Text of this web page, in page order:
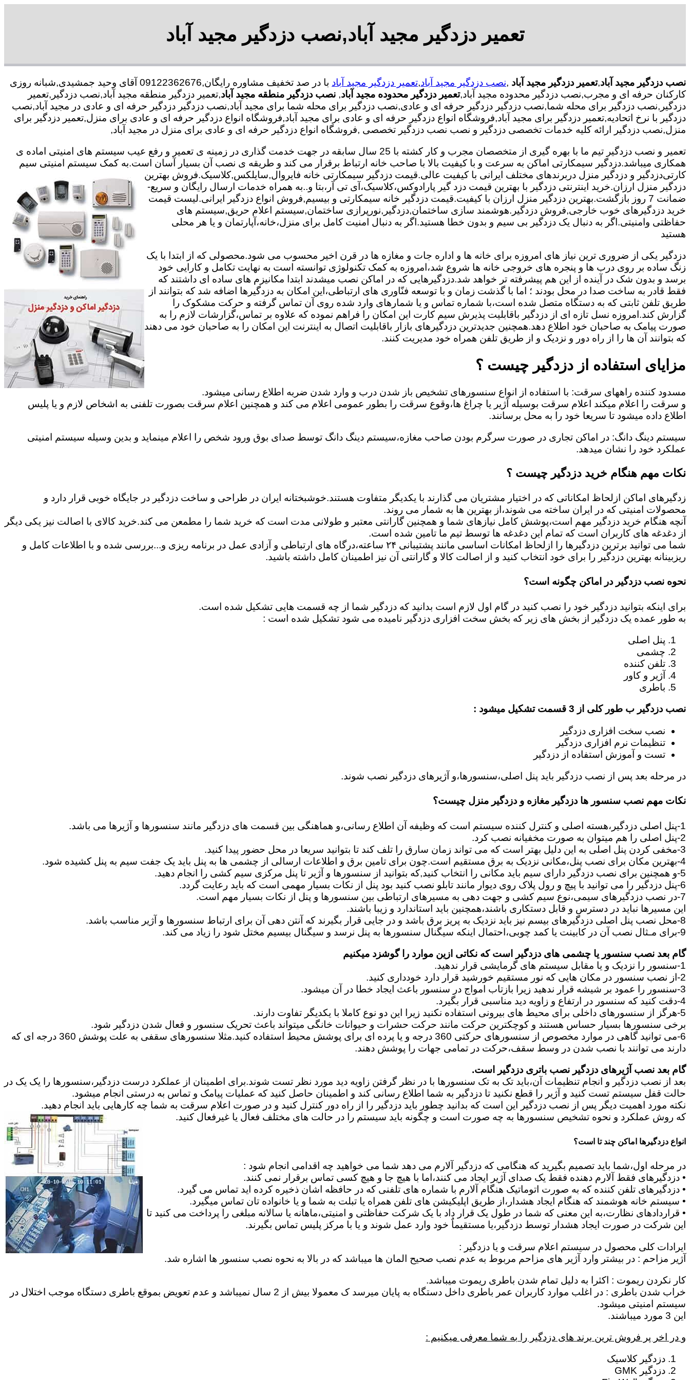
تعمیر دزدگیر مجید آباد,نصب دزدگیر مجید آباد
نصب دزدگیر مجید آباد,تعمیر دزدگیر مجید آباد ,نصب دزدگیر مجید آباد,تعمیر دزدگیر مجید آباد
با در صد تخفیف مشاوره رایگان,09122362676 آقای وحید جمشیدی,شبانه روزی
کارکنان حرفه ای و مجرب,نصب دزدگیر محدوده مجید آباد,تعمیر دزدگیر محدوده مجید آباد, نصب دزدگیر منطقه مجید آباد,تعمیر دزدگیر منطقه مجید آباد,نصب دزدگیر,تعمیر
دزدگیر,نصب دزدگیر برای محله شما,نصب دزدگیر دزدگیر حرفه ای و عادی,نصب دزدگیر برای محله شما برای مجید آباد,نصب دزدگیر دزدگیر حرفه ای و عادی در مجید آباد,نصب
دزدگیر با نرخ اتحادیه,تعمیر دزدگیر برای مجید آباد,فروشگاه انواع دزدگیر حرفه ای و عادی برای مجید آباد,فروشگاه انواع دزدگیر حرفه ای و عادی برای منزل,تعمیر دزدگیر برای
منزل,نصب دزدگیر ارائه کلیه خدمات تخصصی دزدگیر و نصب نصب دزدگیر تخصصی ,فروشگاه انواع دزدگیر حرفه ای و عادی برای منزل در مجید آباد,
تعمیر و نصب دزدگیر تیم ما با بهره گیری از متخصصان مجرب و کار کشته با 25 سال سابقه در جهت خدمت گذاری در زمینه ی تعمیر و رفع عیب سیستم های امنیتی اماده ی
همکاری میباشد.دزدگیر سیمکارتی اماکن به سرعت و با کیفیت بالا با صاحب خانه ارتباط برقرار می کند و طریقه ی نصب آن بسیار آسان است.به کمک سیستم امنیتی سیم
کارتیدزدگیر و دزدگیر منزل دربرندهای مختلف ایرانی با کیفیت عالی.قیمت دزدگیر سیمکارتی خانه فایروال,سایلکس,کلاسیک.فروش بهترین
دزدگیر منزل ارزان.خرید اینترنتی دزدگیر با بهترین قیمت دزد گیر پارادوکس،کلاسیک،آی تی آر،بتا و..به همراه خدمات ارسال رایگان و سریع-
ضمانت 7 روز بازگشت.بهترین دزدگیر منزل ارزان با کیفیت.قیمت دزدگیر خانه سیمکارتی و بیسیم,فروش انواع دزدگیر ایرانی.لیست قیمت
خرید دزدگیرهای خوب خارجی,فروش دزدگیر.هوشمند سازی ساختمان,دزدگیر,نورپرازی ساختمان,سیستم اعلام حریق,سیستم های
حفاظتی وامنیتی.اگر به دنبال یک دزدگیر بی سیم و بدون خطا هستید.اگر به دنبال امنیت کامل برای منزل،خانه،آپارتمان و یا هر محلی
هستید
دزدگیر یکی از ضروری ترین نیاز های امروزه برای خانه ها و اداره جات و مغازه ها در قرن اخیر محسوب می شود.محصولی که از ابتدا با یک
زنگ ساده بر روی درب ها و پنجره های خروجی خانه ها شروع شد،امروزه به کمک تکنولوژی توانسته است به نهایت تکامل و کارایی خود
برسد و بدون شک در آینده از این هم پیشرفته تر خواهد شد.دزدگیرهایی که در اماکن نصب میشدند ابتدا مکانیزم های ساده ای داشتند که
فقط قادر به ساخت صدا در محل بودند ؛ اما با گذشت زمان و با توسعه فنّاوری های ارتباطی،این امکان به دزدگیرها اضافه شد که بتوانند از
طریق تلفن ثابتی که به دستگاه متصل شده است،با شماره تماس و یا شمارهای وارد شده روی آن تماس گرفته و حرکت مشکوک را
گزارش کند.امروزه نسل تازه ای از دزدگیر باقابلیت پذیرش سیم کارت این امکان را فراهم نموده که علاوه بر تماس،گزارشات لازم را به
صورت پیامک به صاحبان خود اطلاع دهد.همچنین جدیدترین دزدگیرهای بازار باقابلیت اتصال به اینترنت این امکان را به صاحبان خود می دهند
که بتوانند آن ها را از راه دور و نزدیک و از طریق تلفن همراه خود مدیریت کنند.
مزایای استفاده از دزدگیر چیست ؟
مسدود کننده راههای سرقت: با استفاده از انواع سنسورهای تشخیص باز شدن درب و وارد شدن ضربه اطلاع رسانی میشود.
و سرقت را اعلام میکند اعلام سرقت بوسیله آژیر یا چراغ ها،وقوع سرقت را بطور عمومی اعلام می کند و همچنین اعلام سرقت بصورت تلفنی به اشخاص لازم و یا پلیس
اطلاع داده میشود تا سریعا خود را به محل برسانند.
سیستم دینگ دانگ: در اماکن تجاری در صورت سرگرم بودن صاحب مغازه،سیستم دینگ دانگ توسط صدای بوق ورود شخص را اعلام مینماید و بدین وسیله سیستم امنیتی
عملکرد خود را نشان میدهد.
نکات مهم هنگام خرید دزدگیر چیست ؟
زدگیرهای اماکن ازلحاظ امکاناتی که در اختیار مشتریان می گذارند با یکدیگر متفاوت هستند.خوشبختانه ایران در طراحی و ساخت دزدگیر در جایگاه خوبی قرار دارد و
محصولات امنیتی که در ایران ساخته می شوند،از بهترین ها به شمار می روند.
آنچه هنگام خرید دزدگیر مهم است،پوشش کامل نیازهای شما و همچنین گارانتی معتبر و طولانی مدت است که خرید شما را مطمعن می کند.خرید کالای با اصالت نیز یکی دیگر
از دغدغه های کاربران است که تمام این دغدغه ها توسط تیم ما تامین شده است.
شما می توانید برترین دزدگیرها را ازلحاظ امکانات اساسی مانند پشتیبانی ۲۴ ساعته،درگاه های ارتباطی و آزادی عمل در برنامه ریزی و...بررسی شده و با اطلاعات کامل و
ریزبینانه بهترین دزدگیر را برای خود انتخاب کنید و از اصالت کالا و گارانتی آن نیز اطمینان کامل داشته باشید.
نحوه نصب دزدگیر در اماکن چگونه است؟
برای اینکه بتوانید دزدگیر خود را نصب کنید در گام اول لازم است بدانید که دزدگیر شما از چه قسمت هایی تشکیل شده است.
به طور عمده یک دزدگیر از بخش های زیر که بخش سخت افزاری دزدگیر نامیده می شود تشکیل شده است :
پنل اصلی
چشمی
تلفن کننده
آژیر و کاور
باطری
نصب دزدگیر ب طور کلی از 3 قسمت تشکیل میشود :
نصب سخت افزاری دزدگیر
تنظیمات نرم افزاری دزدگیر
تست و آموزش استفاده از دزدگیر
در مرحله بعد پس از نصب دزدگیر باید پنل اصلی،سنسورها،و آژیرهای دزدگیر نصب شوند.
نکات مهم نصب سنسور ها دزدگیر مغازه و دزدگیر منزل چیست؟
1-پنل اصلی دزدگیر،هسته اصلی و کنترل کننده سیستم است که وظیفه آن اطلاع رسانی،و هماهنگی بین قسمت های دزدگیر مانند سنسورها و آژیرها می باشد.
2-پنل اصلی را هم میتوان به صورت مخفیانه نصب کرد.
3-مخفی کردن پنل اصلی به این دلیل بهتر است که می تواند زمان سارق را تلف کند تا بتوانید سریعا در محل حضور پیدا کنید.
4-بهترین مکان برای نصب پنل،مکانی نزدیک به برق مستقیم است.چون برای تامین برق و اطلاعات ارسالی از چشمی ها به پنل باید یک جفت سیم به پنل کشیده شود.
5-و همچنین برای نصب دزدگیر دارای سیم باید مکانی را انتخاب کنید,که بتوانید از سنسورها و آژیر تا پنل مرکزی سیم کشی را انجام دهید.
6-پنل دزدگیر را می توانید با پیچ و رول پلاک روی دیوار مانند تابلو نصب کنید بود پنل از نکات بسیار مهمی است که باید رعایت گردد.
7-در نصب دزدگیرهای سیمی،نوع سیم کشی و جهت دهی به مسیرهای ارتباطی بین سنسورها و پنل از نکات بسیار مهم است.
این مسیرها نباید در دسترس و قابل دستکاری باشند،همچنین باید استاندارد و زیبا باشند.
8-محل نصب پنل اصلی دزدگیرهای بیسم نیز باید نزدیک به پریز برق باشد و در جایی قرار بگیرند که آنتن دهی آن برای ارتباط سنسورها و آژیر مناسب باشد.
9-برای مـثال نصب آن در کابینت یا کمد چوبی،احتمال اینکه سیگنال سنسورها به پنل نرسد و سیگنال بیسیم مختل شود را زیاد می کند.
گام بعد نصب سنسور یا چشمی های دزدگیر است که نکاتی ازین موارد را گوشزد میکنیم
1-سنسور را نزدیک و یا مقابل سیستم های گرمایشی قرار ندهید.
2-از نصب سنسور در مکان هایی که نور مستقیم خورشید قرار دارد خودداری کنید.
3-سنسور را عمود بر شیشه قرار ندهید زیرا بازتاب امواج در سنسور باعث ایجاد خطا در آن میشود.
4-دقت کنید که سنسور در ارتفاع و زاویه دید مناسبی قرار بگیرد.
5-هرگز از سنسورهای داخلی برای محیط های بیرونی استفاده نکنید زیرا این دو نوع کاملا با یکدیگر تفاوت دارند.
برخی سنسورها بسیار حساس هستند و کوچکترین حرکت مانند حرکت حشرات و حیوانات خانگی میتواند باعث تحریک سنسور و فعال شدن دزدگیر شود.
6-می توانید گاهی در موارد مخصوص از سنسورهای حرکتی 360 درجه و یا پرده ای برای پوشش محیط استفاده کنید.مثلا سنسورهای سقفی به علت پوشش 360 درجه ای که
دارند می توانند با نصب شدن در وسط سقف،حرکت در تمامی جهات را پوشش دهند.
گام بعد نصب آژیرهای دزدگیر نصب باتری دزدگیر است.
بعد از نصب دزدگیر و انجام تنظیمات آن،باید تک به تک سنسورها با در نظر گرفتن زاویه دید مورد نظر تست شوند.برای اطمینان از عملکرد درست دزدگیر،سنسورها را یک یک در
حالت قفل سیستم تست کنید و آژیر را قطع نکنید تا دزدگیر به شما اطلاع رسانی کند و اطمینان حاصل کنید که عملیات پیامک و تماس به درستی انجام میشود.
نکته مورد اهمیت دیگر پس از نصب دزدگیر این است که بدانید چطور باید دزدگیر را از راه دور کنترل کنید و در صورت اعلام سرقت به شما چه کارهایی باید انجام دهید.
که روش عملکرد و نحوه تشخیص سنسورها به چه صورت است و چگونه باید سیستم را در حالت های مختلف فعال یا غیرفعال کنید.
انواع دزدگیرها اماکن چند تا است؟
در مرحله اول،شما باید تصمیم بگیرید که هنگامی که دزدگیر آلارم می دهد شما می خواهید چه اقدامی انجام شود :
• دزدگیرهای فقط آلارم دهنده فقط یک صدای آژیر ایجاد می کنند،اما با هیچ جا و هیچ کسی تماس برقرار نمی کنند.
• دزدگیرهای تلفن کننده که به صورت اتوماتیک هنگام آلارم با شماره های تلفنی که در حافظه اشان ذخیره کرده اید تماس می گیرد.
• سیستم خانه هوشمند که هنگام ایجاد هشدار،از طریق اپلیکیشن های تلفن همراه یا تبلت به شما و یا خانواده تان تماس میگیرد.
• قراردادهای نظارت،به این معنی که شما در طول یک قرار داد با یک شرکت حفاظتی و امنیتی،ماهانه یا سالانه مبلغی را پرداخت می کنید تا
این شرکت در صورت ایجاد هشدار توسط دزدگیر،یا مستقیماٌ خود وارد عمل شوند و یا با مرکز پلیس تماس بگیرند.
ایرادات کلی محصول در سیستم اعلام سرقت و یا دزدگیر :
آژیر مزاحم : در بیشتر وارد آژیر های مزاحم مربوط به عدم نصب صحیح المان ها میباشد که در بالا به نحوه نصب سنسور ها اشاره شد.
کار نکردن ریموت : اکثرا به دلیل تمام شدن باطری ریموت میباشد.
خراب شدن باطری : در اغلب موارد کاربران عمر باطری داخل دستگاه به پایان میرسد ک معمولا بیش از 2 سال نمیباشد و عدم تعویض بموقع باطری دستگاه موجب اختلال در
سیستم امنیتی میشود.
این 3 مورد میباشند.
و در اخر پر فروش ترین برند های دزدگیر را به شما معرفی میکنیم :
دزدگیر کلاسیک
دزدگیر GMK